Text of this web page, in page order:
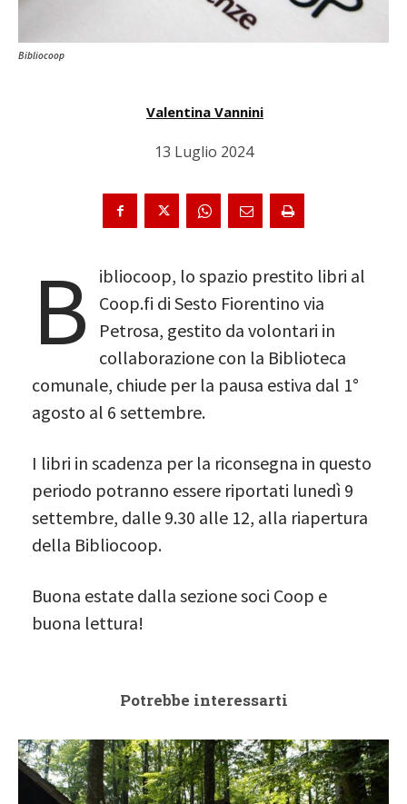
Bibliocoop
Valentina Vannini
13 Luglio 2024
B
ibliocoop, lo spazio prestito libri al
Coop.fi di Sesto Fiorentino via
Petrosa, gestito da volontari in
collaborazione con la Biblioteca
comunale, chiude per la pausa estiva dal 1°
agosto al 6 settembre.
I libri in scadenza per la riconsegna in questo
periodo potranno essere riportati lunedì 9
settembre, dalle 9.30 alle 12, alla riapertura
della Bibliocoop.
Buona estate dalla sezione soci Coop e
buona lettura!
Potrebbe interessarti